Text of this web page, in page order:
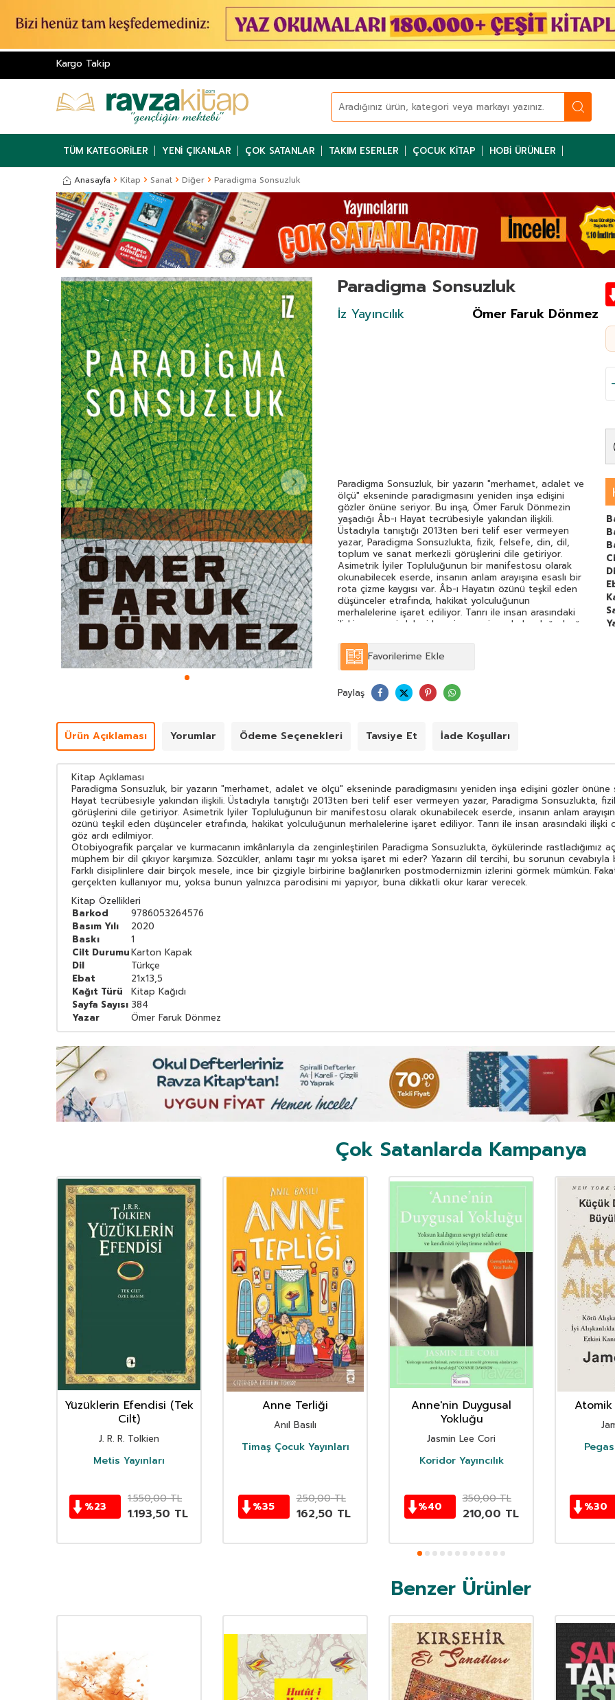
Kargo Takip
TÜM KATEGORILER YENI ÇIKANLAR ÇOK SATANLAR TAKIM ESERLER ÇOCUK KITAP HOBI ÜRÜNLER
Anasayfa Kitap Sanat Diğer Paradigma Sonsuzluk
Paradigma Sonsuzluk
İz Yayıncılık Ömer Faruk Dönmez
Paradigma Sonsuzluk, bir yazarın "merhamet, adalet ve
ölçü" ekseninde paradigmasını yeniden inşa edişini
gözler önüne seriyor. Bu inşa, Ömer Faruk Dönmezin
yaşadığı Âb-ı Hayat tecrübesiyle yakından ilişkili.
Üstadıyla tanıştığı 2013ten beri telif eser vermeyen
yazar, Paradigma Sonsuzlukta, fizik, felsefe, din, dil,
toplum ve sanat merkezli görüşlerini dile getiriyor.
Asimetrik İyiler Topluluğunun bir manifestosu olarak
okunabilecek eserde, insanın anlam arayışına esaslı bir
rota çizme kaygısı var. Âb-ı Hayatın özünü teşkil eden
düşünceler etrafında, hakikat yolculuğunun
merhalelerine işaret ediliyor. Tanrı ile insan arasındaki
ilişki cesurca irdelenirken, insanın insanla kurduğu bağ
Otobiyografik parçalar ve kurmacanın imkânlarıyla da
zenginleştirilen Paradigma Sonsuzlukta, öykülerinde
rastladığımız açık ve anlaşılır dilden farklı olarak, yer yer
oldukça müphem bir dil çıkıyor karşımıza. Sözcükler,
anlamı taşır mı yoksa işaret mi eder? Yazarın dil tercihi,
birbirine bağlanırken postmodernizmin izlerini görmek
mümkün. Fakat yazar, postmodern edebiyatın
yalnızca parodisini mi yapıyor, buna dikkatli okur karar
Favorilerime Ekle
Paylaş
Ürün Açıklaması Yorumlar Ödeme Seçenekleri Tavsiye Et İade Koşulları
Kitap Açıklaması
Paradigma Sonsuzluk, bir yazarın "merhamet, adalet ve ölçü" ekseninde paradigmasını yeniden inşa edişini gözler önüne
Hayat tecrübesiyle yakından ilişkili. Üstadıyla tanıştığı 2013ten beri telif eser vermeyen yazar, Paradigma Sonsuzlukta,
görüşlerini dile getiriyor. Asimetrik İyiler Topluluğunun bir manifestosu olarak okunabilecek eserde, insanın anlam
özünü teşkil eden düşünceler etrafında, hakikat yolculuğunun merhalelerine işaret ediliyor. Tanrı ile insan arasındaki
göz ardı edilmiyor.
Otobiyografik parçalar ve kurmacanın imkânlarıyla da zenginleştirilen Paradigma Sonsuzlukta, öykülerinde rastladığımız
müphem bir dil çıkıyor karşımıza. Sözcükler, anlamı taşır mı yoksa işaret mi eder? Yazarın dil tercihi, bu sorunun
Farklı disiplinlere dair birçok mesele, ince bir çizgiyle birbirine bağlanırken postmodernizmin izlerini görmek mümkün.
gerçekten kullanıyor mu, yoksa bunun yalnızca parodisini mi yapıyor, buna dikkatli okur karar verecek.
Kitap Özellikleri
Barkod
9786053264576
Basım Yılı
2020
Baskı
1
Cilt DurumuKarton Kapak
Dil
Türkçe
Ebat
21x13,5
Kağıt Türü
Kitap Kağıdı
Sayfa Sayısı 384
Yazar
Ömer Faruk Dönmez
Çok Satanlarda Kampanya
Yüzüklerin Efendisi (Tek
Cilt)
J. R. R. Tolkien
Metis Yayınları
%23
1.550,00TL
1.193,50 TL
Anne Terliği
Anıl Basılı
Timaş Çocuk Yayınları
%35
250,00TL
162,50 TL
Anne'nin Duygusal
Yokluğu
Jasmin Lee Cori
Koridor Yayıncılık
%40
350,00TL
210,00 TL
Atomik
%30
Benzer Ürünler